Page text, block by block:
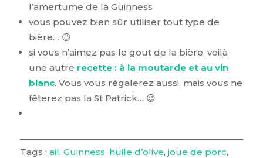
l’amertume de la Guinness
vous pouvez bien sûr utiliser tout type de
bière… 😉
si vous n’aimez pas le gout de la bière, voilà
une autre recette : à la moutarde et au vin
blanc. Vous vous régalerez aussi, mais vous ne
fêterez pas la St Patrick… 😉
Tags : ail, Guinness, huile d’olive, joue de porc